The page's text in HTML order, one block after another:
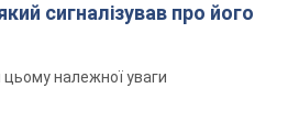
сигналізував про його
цьому належної уваги